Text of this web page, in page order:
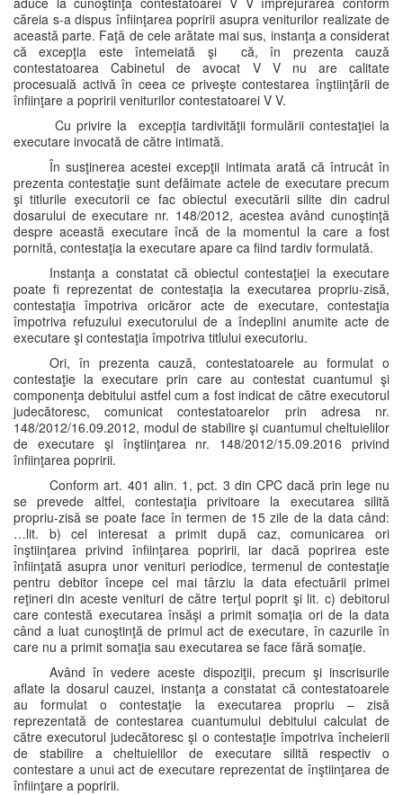
căreia s-a dispus înfiinţarea popririi asupra veniturilor realizate de
această parte. Faţă de cele arătate mai sus, instanţa a considerat
că excepţia este întemeiată şi că, în prezenta cauză
contestatoarea Cabinetul de avocat V V nu are calitate
procesuală activă în ceea ce priveşte contestarea înştiinţării de
înfiinţare a popririi veniturilor contestatoarei V V.
Cu privire la excepţia tardivităţii formulării contestaţiei la
executare invocată de către intimată.
În susţinerea acestei excepţii intimata arată că întrucât în
prezenta contestaţie sunt defăimate actele de executare precum
şi titlurile executorii ce fac obiectul executării silite din cadrul
dosarului de executare nr. 148/2012, acestea având cunoştinţă
despre această executare încă de la momentul la care a fost
pornită, contestaţia la executare apare ca fiind tardiv formulată.
Instanţa a constatat că obiectul contestaţiei la executare
poate fi reprezentat de contestaţia la executarea propriu-zisă,
contestaţia împotriva oricăror acte de executare, contestaţia
împotriva refuzului executorului de a îndeplini anumite acte de
executare şi contestaţia împotriva titlului executoriu.
Ori, în prezenta cauză, contestatoarele au formulat o
contestaţie la executare prin care au contestat cuantumul şi
componenţa debitului astfel cum a fost indicat de către executorul
judecătoresc, comunicat contestatoarelor prin adresa nr.
148/2012/16.09.2012, modul de stabilire şi cuantumul cheltuielilor
de executare şi înştiinţarea nr. 148/2012/15.09.2016 privind
înfiinţarea popririi.
Conform art. 401 alin. 1, pct. 3 din CPC dacă prin lege nu
se prevede altfel, contestaţia privitoare la executarea silită
propriu-zisă se poate face în termen de 15 zile de la data când:
…lit. b) cel interesat a primit după caz, comunicarea ori
înştiinţarea privind înfiinţarea popririi, iar dacă poprirea este
înfiinţată asupra unor venituri periodice, termenul de contestaţie
pentru debitor începe cel mai târziu la data efectuării primei
reţineri din aceste venituri de către terţul poprit şi lit. c) debitorul
care contestă executarea însăşi a primit somaţia ori de la data
când a luat cunoştinţă de primul act de executare, în cazurile în
care nu a primit somaţia sau executarea se face fără somaţie.
Având în vedere aceste dispoziţii, precum şi inscrisurile
aflate la dosarul cauzei, instanţa a constatat că contestatoarele
au formulat o contestaţie la executarea propriu – zisă
reprezentată de contestarea cuantumului debitului calculat de
către executorul judecătoresc şi o contestaţie împotriva încheierii
de stabilire a cheltuielilor de executare silită respectiv o
contestare a unui act de executare reprezentat de înştiinţarea de
înfiinţare a popririi.